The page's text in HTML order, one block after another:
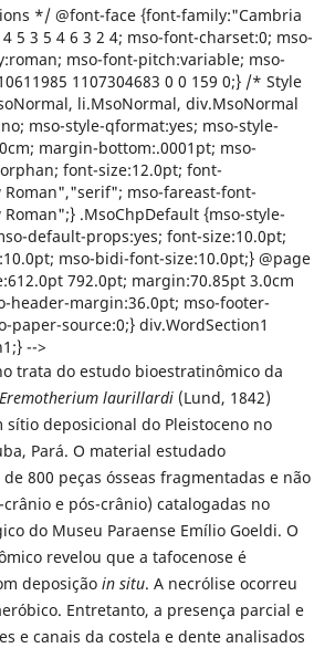
*/ @font-face {font-family:"Cambria
5 3 5 4 6 3 2 4; mso-font-charset:0; mso-
mso-font-pitch:variable; mso-
1107304683 0 0 159 0;} /* Style
li.MsoNormal, div.MsoNormal
mso-style-qformat:yes; mso-style-
margin-bottom:.0001pt; mso-
font-size:12.0pt; font-
mso-fareast-font-
.MsoChpDefault {mso-style-
default-props:yes; font-size:10.0pt;
mso-bidi-font-size:10.0pt;} @page
792.0pt; margin:70.85pt 3.0cm
header-margin:36.0pt; mso-footer-
paper-source:0;} div.WordSection1
-->
trata do estudo bioestratinômico da
Eremotherium laurillardi(Lund, 1842)
deposicional do Pleistoceno no
Pará. O material estudado
800 peças ósseas fragmentadas e não
e pós-crânio) catalogadas no
do Museu Paraense Emílio Goeldi. O
revelou que a tafocenose é
deposição in situ. A necrólise ocorreu
Entretanto, a presença parcial e
e canais da costela e dente analisados